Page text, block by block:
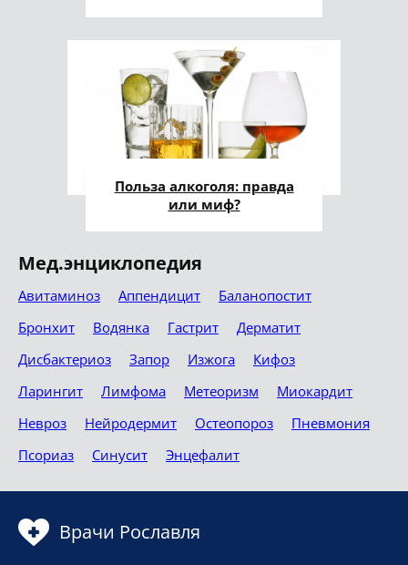
Польза алкоголя: правда
или миф?
Мед.энциклопедия
Авитаминоз Аппендицит
Баланопостит
Бронхит
Водянка Гастрит
Дерматит
Дисбактериоз
Запор Изжога
Кифоз
Ларингит
Лимфома Метеоризм
Миокардит
Невроз
Нейродермит Остеопороз
Пневмония
Псориаз
Синусит Энцефалит
Врачи Рославля